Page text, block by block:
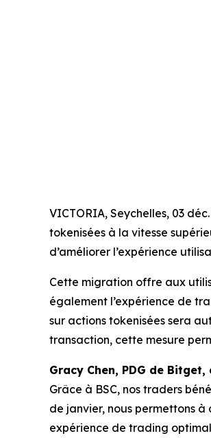
VICTORIA, Seychelles, 03
tokenisées à la vitesse
d’améliorer l’expérience
Cette migration offre aux
également l’expérience de
sur actions tokenisées sera
transaction, cette mesure
Gracy Chen, PDG de Bitget,
Grâce à BSC, nos traders
de janvier, nous permettons
expérience de trading